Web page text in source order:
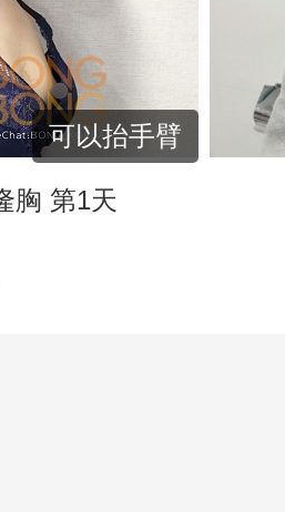
可以抬手臂
胸 第1天